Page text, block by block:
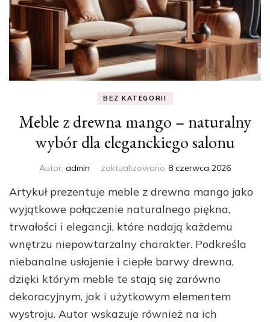
BEZ KATEGORII
Meble z drewna mango – naturalny
wybór dla eleganckiego salonu
Autor: admin zaktualizowano 8 czerwca 2026
Artykuł prezentuje meble z drewna mango jako
wyjątkowe połączenie naturalnego piękna,
trwałości i elegancji, które nadają każdemu
wnętrzu niepowtarzalny charakter. Podkreśla
niebanalne usłojenie i ciepłe barwy drewna,
dzięki którym meble te stają się zarówno
dekoracyjnym, jak i użytkowym elementem
wystroju. Autor wskazuje również na ich